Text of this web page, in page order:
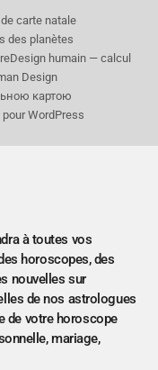
carte natale
des planètes
Design humain — calcul
Design
картою
pour WordPress
à toutes vos
horoscopes, des
nouvelles sur
de nos astrologues
de votre horoscope
mariage,